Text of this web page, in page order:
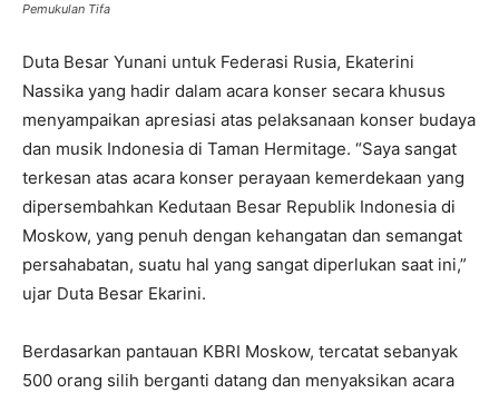
Pemukulan Tifa
Duta Besar Yunani untuk Federasi Rusia, Ekaterini
Nassika yang hadir dalam acara konser secara khusus
menyampaikan apresiasi atas pelaksanaan konser budaya
dan musik Indonesia di Taman Hermitage. “Saya sangat
terkesan atas acara konser perayaan kemerdekaan yang
dipersembahkan Kedutaan Besar Republik Indonesia di
Moskow, yang penuh dengan kehangatan dan semangat
persahabatan, suatu hal yang sangat diperlukan saat ini,”
ujar Duta Besar Ekarini.
Berdasarkan pantauan KBRI Moskow, tercatat sebanyak
500 orang silih berganti datang dan menyaksikan acara